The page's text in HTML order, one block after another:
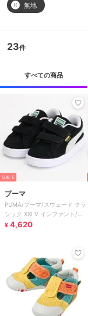
無地
23
すべての商品
SALE
プーマ
PUMA/プーマ/スウェード クラ
シック XXI V インファント/ベ
ビー
¥ 4,620